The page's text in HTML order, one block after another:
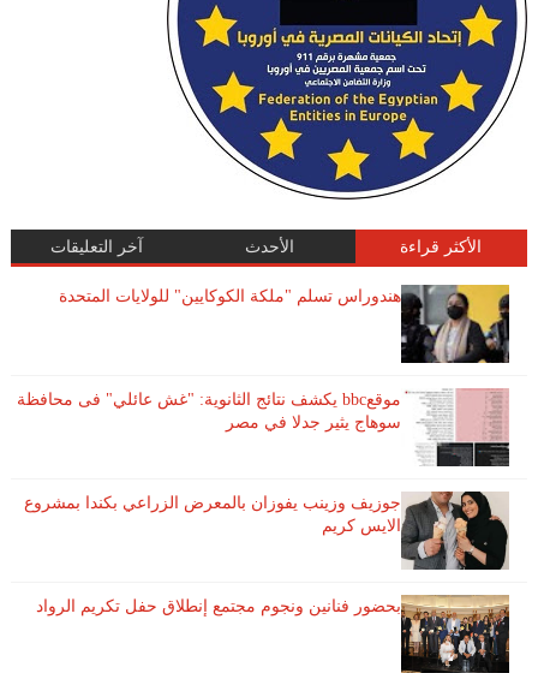
الأكثر قراءة الأحدث آخر التعليقات
هندوراس تسلم "ملكة الكوكايين" للولايات المتحدة
موقعbbc يكشف نتائج الثانوية: "غش عائلي" فى محافظة
سوهاج يثير جدلا في مصر
جوزيف وزينب يفوزان بالمعرض الزراعي بكندا بمشروع
الايس كريم
بحضور فنانين ونجوم مجتمع إنطلاق حفل تكريم الرواد